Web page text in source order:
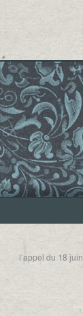
l’appel du 18 juin